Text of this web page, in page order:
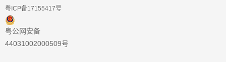
粤ICP备17155417号
粤公网安备
44031002000509号